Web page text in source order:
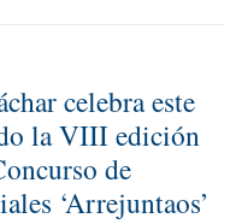
celebra este
la VIII edición
de
‘Arrejuntaos’